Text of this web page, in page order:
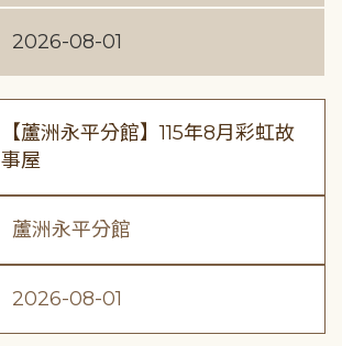
2026-08-01
【蘆洲永平分館】115年8月彩虹故
事屋
蘆洲永平分館
2026-08-01